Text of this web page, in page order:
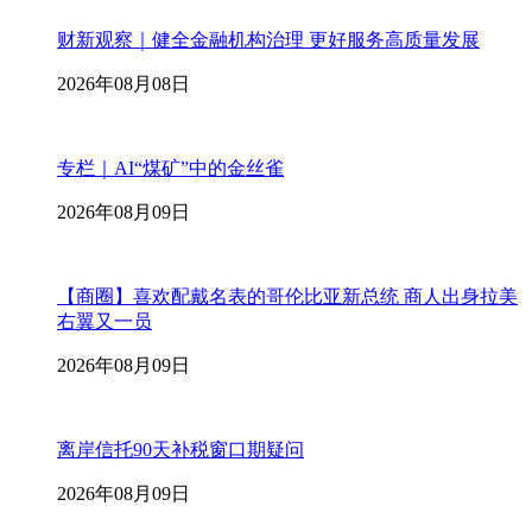
财新观察｜健全金融机构治理 更好服务高质量发展
2026年08月08日
专栏｜AI“煤矿”中的金丝雀
2026年08月09日
【商圈】喜欢配戴名表的哥伦比亚新总统 商人出身拉美
右翼又一员
2026年08月09日
离岸信托90天补税窗口期疑问
2026年08月09日